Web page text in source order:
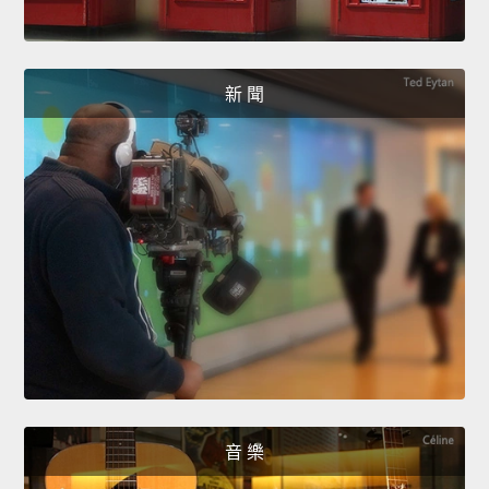
新 聞
音 樂